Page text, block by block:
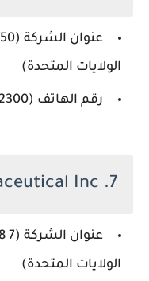
الولايات المتحدة)
رقم الهاتف (‏‪+1 573-485-2300‬‏)
7. Bactolac Pharmaceutical Inc
الولايات المتحدة)